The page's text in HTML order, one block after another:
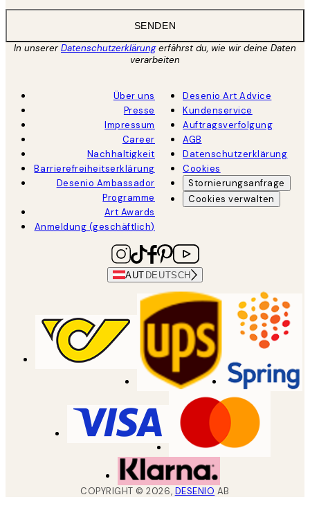
SENDEN
In unsererDatenschutzerklärungerfährst du, wie wir deine Daten
verarbeiten
Über uns
Presse
Impressum
Career
Nachhaltigkeit
Barrierefreiheitserklärung
Desenio Ambassador
Programme
Art Awards
Anmeldung (geschäftlich)
Desenio Art Advice
Kundenservice
Auftragsverfolgung
AGB
Datenschutzerklärung
Cookies
Stornierungsanfrage
Cookies verwalten
AUT DEUTSCH
COPYRIGHT ©2026, DESENIO AB